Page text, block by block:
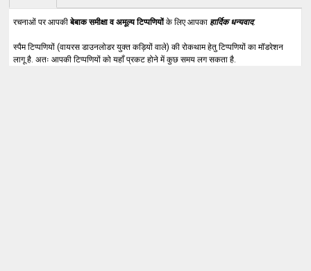
रचनाओं पर आपकीबेबाक समीक्षा व अमूल्य टिप्पणियोंके लिए आपका हार्दिक धन्यवाद.
स्पैम टिप्पणियों (वायरस डाउनलोडर युक्त कड़ियों वाले) की रोकथाम हेतु टिप्पणियों का मॉडरेशन
लागू है. अतः आपकी टिप्पणियों को यहाँ प्रकट होने में कुछ समय लग सकता है.